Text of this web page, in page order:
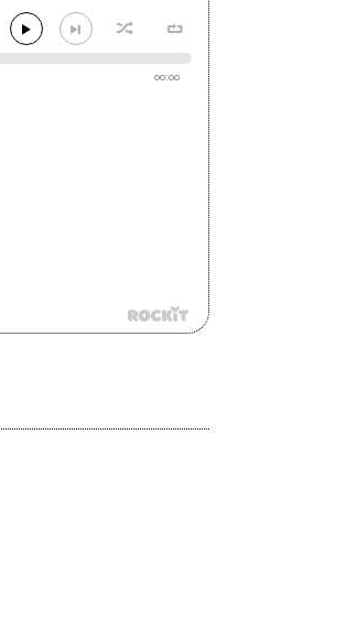
00:00